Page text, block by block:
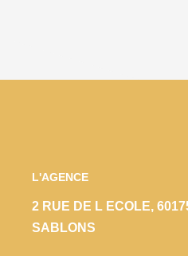
L'AGENCE
2 RUE DE L ECOLE,
SABLONS